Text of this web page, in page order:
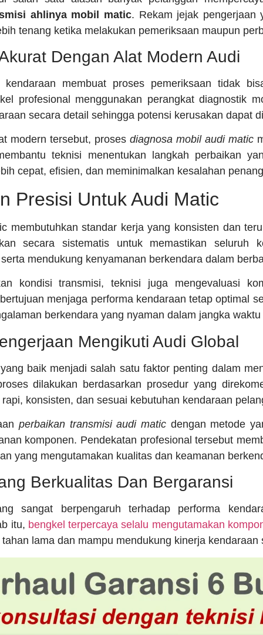
ahlinya mobil matic. Rekam jejak pengerjaan
tenang ketika melakukan pemeriksaan maupun
Dengan Alat Modern Audi
kendaraan membuat proses pemeriksaan tidak
profesional menggunakan perangkat diagnostik
secara detail sehingga potensi kerusakan dapat
modern tersebut, proses diagnosa mobil audi matic
teknisi menentukan langkah perbaikan
cepat, efisien, dan meminimalkan kesalahan
Presisi Untuk Audi Matic
membutuhkan standar kerja yang konsisten dan
secara sistematis untuk memastikan seluruh
mendukung kenyamanan berkendara dalam
kondisi transmisi, teknisi juga mengevaluasi
menjaga performa kendaraan tetap optimal
berkendara yang nyaman dalam jangka
Mengikuti Audi Global
baik menjadi salah satu faktor penting dalam
dilakukan berdasarkan prosedur yang
konsisten, dan sesuai kebutuhan kendaraan
perbaikan transmisi audi matic dengan metode
komponen. Pendekatan profesional tersebut
yang mengutamakan kualitas dan keamanan
Berkualitas Dan Bergaransi
sangat berpengaruh terhadap performa
itu, bengkel terpercaya selalu mengutamakan
lama dan mampu mendukung kinerja kendaraan